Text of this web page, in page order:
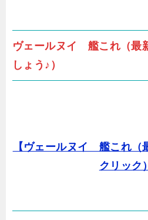
ヴェールヌイ 艦これ（最
しょう♪）
【ヴェールヌイ 艦これ（
クリック